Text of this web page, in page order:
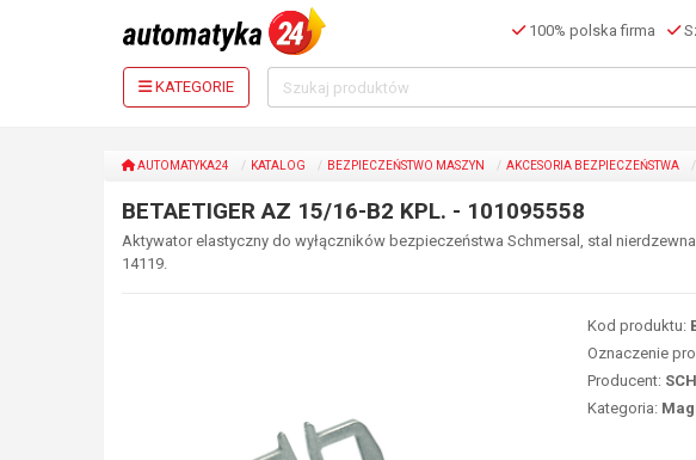
100% polska firma
KATEGORIE
AUTOMATYKA24 KATALOG BEZPIECZEŃSTWO MASZYN AKCESORIA BEZPIECZEŃSTWA
BETAETIGER AZ 15/16-B2 KPL. - 101095558
Aktywator elastyczny do wyłączników bezpieczeństwa Schmersal, stal
14119.
Kod produktu:
Oznaczenie
Producent:
Kategoria: